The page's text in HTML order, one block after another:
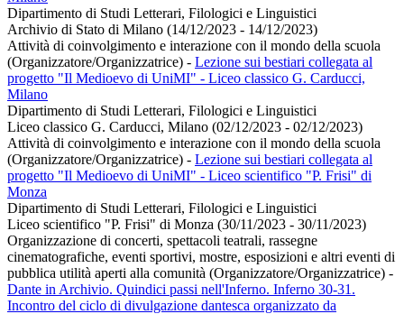
Dipartimento di Studi Letterari, Filologici e Linguistici
Archivio di Stato di Milano (14/12/2023 - 14/12/2023)
Attività di coinvolgimento e interazione con il mondo della scuola
(Organizzatore/Organizzatrice) - Lezione sui bestiari collegata al
progetto "Il Medioevo di UniMI" - Liceo classico G. Carducci,
Milano
Dipartimento di Studi Letterari, Filologici e Linguistici
Liceo classico G. Carducci, Milano (02/12/2023 - 02/12/2023)
Attività di coinvolgimento e interazione con il mondo della scuola
(Organizzatore/Organizzatrice) - Lezione sui bestiari collegata al
progetto "Il Medioevo di UniMI" - Liceo scientifico "P. Frisi" di
Monza
Dipartimento di Studi Letterari, Filologici e Linguistici
Liceo scientifico "P. Frisi" di Monza (30/11/2023 - 30/11/2023)
Organizzazione di concerti, spettacoli teatrali, rassegne
cinematografiche, eventi sportivi, mostre, esposizioni e altri eventi di
pubblica utilità aperti alla comunità (Organizzatore/Organizzatrice) -
Dante in Archivio. Quindici passi nell'Inferno. Inferno 30-31.
Incontro del ciclo di divulgazione dantesca organizzato da